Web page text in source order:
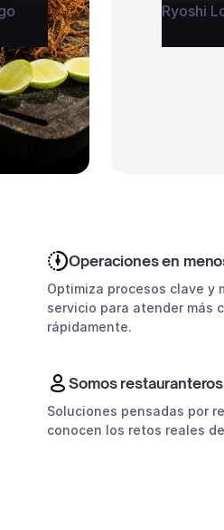
Operaciones en
Optimiza procesos clave y
servicio para atender más
rápidamente.
Somos
Soluciones pensadas por
conocen los retos reales